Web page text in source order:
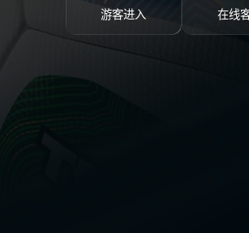
游客进入 在线